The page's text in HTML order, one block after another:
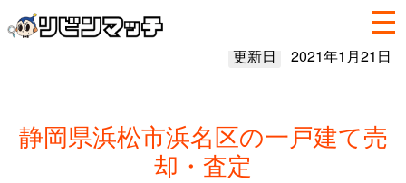
更新日 2021年1月21日
静岡県浜松市浜名区の一戸建て売
却・査定